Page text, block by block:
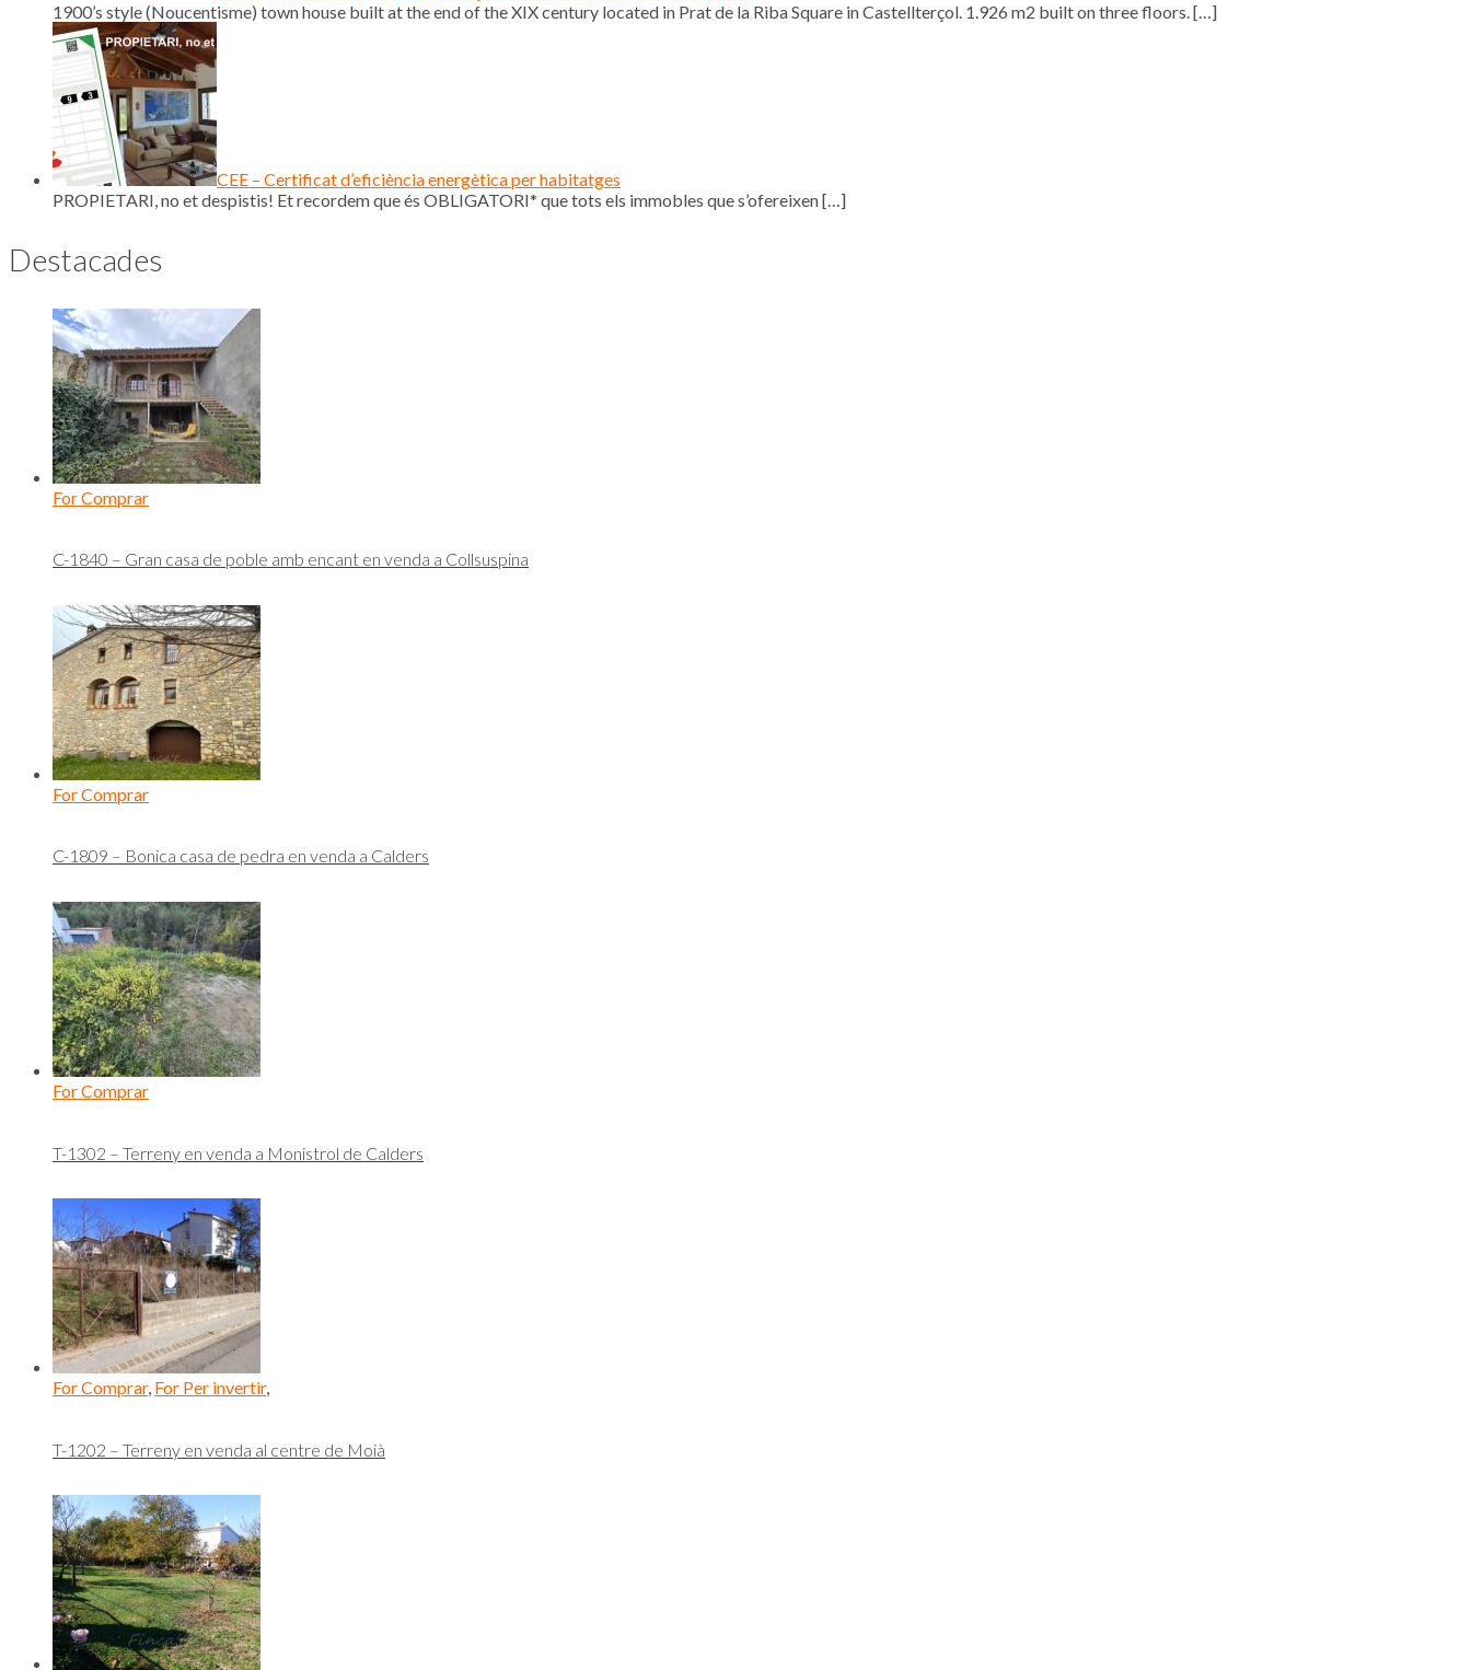
1900’s style (Noucentisme) town house built at the end of the XIX century located in Prat de la Riba Square in Castellterçol. 1.926 m2 built on three floors. […]
CEE – Certificat d’eficiència energètica per habitatges
PROPIETARI, no et despistis! Et recordem que és OBLIGATORI* que tots els immobles que s’ofereixen[…]
Destacades
For Comprar
C-1840 – Gran casa de poble amb encant en venda a Collsuspina
For Comprar
C-1809 – Bonica casa de pedra en venda a Calders
For Comprar
T-1302 – Terreny en venda a Monistrol de Calders
For Comprar, For Per invertir,
T-1202 – Terreny en venda al centre de Moià